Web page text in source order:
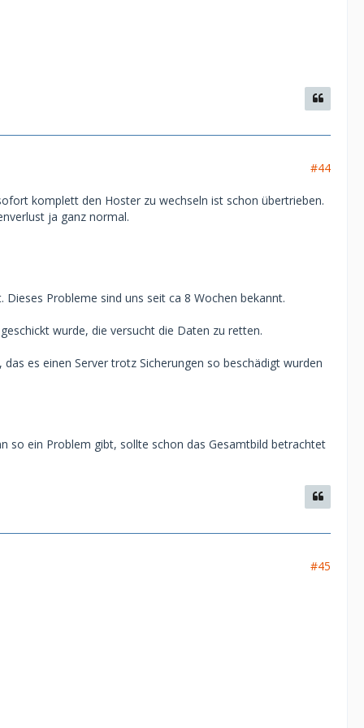
#44
komplett den Hoster zu wechseln ist schon übertrieben.
ja ganz normal.
Probleme sind uns seit ca 8 Wochen bekannt.
wurde, die versucht die Daten zu retten.
es einen Server trotz Sicherungen so beschädigt wurden
so ein Problem gibt, sollte schon das Gesamtbild betrachtet
#45